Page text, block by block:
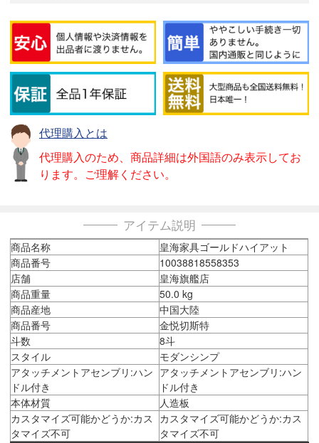
代理購入とは
代理購入のため、商品詳細は外国語のみ表示してお
ります。ご理解ください。
アイテム説明
商品名称
皇海家具ゴールドハイアット
商品番号
10038818558353
店舗
皇海旗艦店
商品重量
50.0 kg
商品産地
中国大陸
商品番号
金悦切斯特
斗数
8斗
スタイル
モダンシンプ
アタッチメントアセンブリ:ハン
ドル付き
アタッチメントアセンブリ:ハン
ドル付き
本体材質
人造板
カスタマイズ可能かどうか:カス
タマイズ不可
カスタマイズ可能かどうか:カス
タマイズ不可